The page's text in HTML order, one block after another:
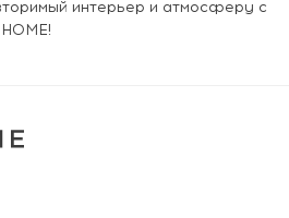
интерьер и атмосферу с